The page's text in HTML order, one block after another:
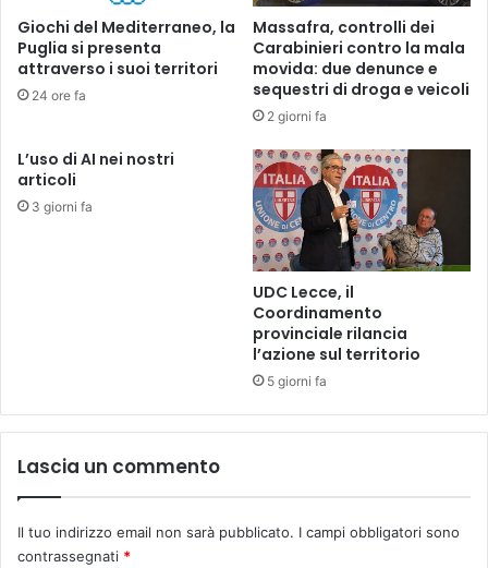
Giochi del Mediterraneo, la
Puglia si presenta
attraverso i suoi territori
24 ore fa
Massafra, controlli dei
Carabinieri contro la mala
movida: due denunce e
sequestri di droga e veicoli
2 giorni fa
L’uso di AI nei nostri
articoli
3 giorni fa
UDC Lecce, il
Coordinamento
provinciale rilancia
l’azione sul territorio
5 giorni fa
Lascia un commento
Il tuo indirizzo email non sarà pubblicato. I campi obbligatori sono
contrassegnati *